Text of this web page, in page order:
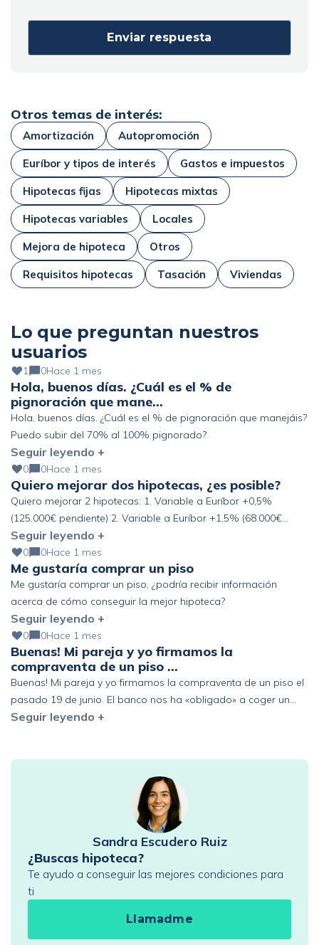
Otros temas de interés:
Amortización Autopromoción
Euríbor y tipos de interés Gastos e impuestos
Hipotecas fijas Hipotecas mixtas
Hipotecas variables Locales
Mejora de hipoteca Otros
Requisitos hipotecas Tasación Viviendas
Lo que preguntan nuestros
usuarios
1 0Hace 1 mes
Hola, buenos días. ¿Cuál es el % de
pignoración que mane…
Hola, buenos días. ¿Cuál es el % de pignoración que manejáis?
Puedo subir del 70% al 100% pignorado?
Seguir leyendo +
0 0Hace 1 mes
Quiero mejorar dos hipotecas, ¿es posible?
Quiero mejorar 2 hipotecas: 1. Variable a Euríbor +0,5%
(125.000€ pendiente) 2. Variable a Euríbor +1,5% (68.000€
pendiente) Altos ingresos y ahorro, pero fuera de España. ¿Se
podría mejorar?
Seguir leyendo +
0 0Hace 1 mes
Me gustaría comprar un piso
Me gustaría comprar un piso, ¿podría recibir información
acerca de cómo conseguir la mejor hipoteca?
Seguir leyendo +
0 0Hace 1 mes
Buenas! Mi pareja y yo firmamos la
compraventa de un piso …
Buenas! Mi pareja y yo firmamos la compraventa de un piso el
pasado 19 de junio. El banco nos ha «obligado» a coger un
seguro de vida de prima única de 6 años y estamos pensando
Seguir leyendo +
Sandra Escudero Ruiz
¿Buscas hipoteca?
Te ayudo a conseguir las mejores condiciones para
ti
Llamadme